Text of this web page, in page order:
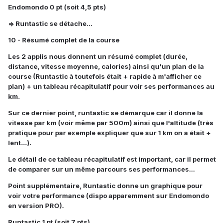
Endomondo 0 pt (soit 4,5 pts)
=> Runtastic se détache...
10 - Résumé complet de la course
Les 2 applis nous donnent un résumé complet (durée,
distance, vitesse moyenne, calories) ainsi qu'un plan de la
course (Runtastic à toutefois était + rapide à m'afficher ce
plan) + un tableau récapitulatif pour voir ses performances au
km.
Sur ce dernier point, runtastic se démarque car il donne la
vitesse par km (voir même par 500m) ainsi que l'altitude (très
pratique pour par exemple expliquer que sur 1 km on a était +
lent...).
Le détail de ce tableau récapitulatif est important, car il permet
de comparer sur un même parcours ses performances...
Point supplémentaire, Runtastic donne un graphique pour
voir votre performance (dispo apparemment sur Endomondo
en version PRO).